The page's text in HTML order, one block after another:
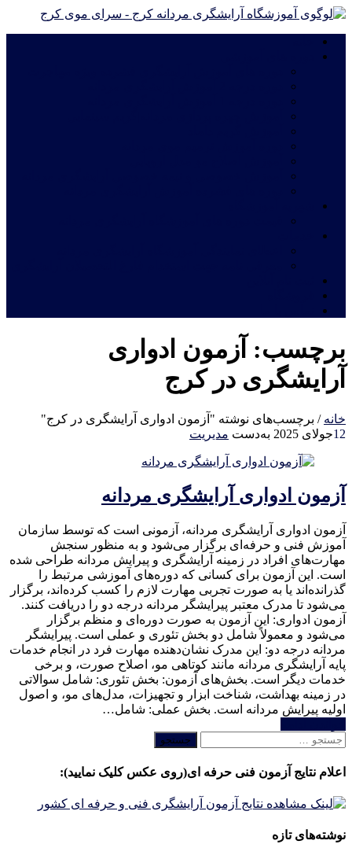
برچسب: آزمون ادواری
آرایشگری در کرج
خانه / برچسب‌های نوشته "آزمون ادواری آرایشگری در کرج"
12جولای 2025 به‌دست مدیریت
آزمون ادواری آرایشگری مردانه
آزمون ادواری آرایشگری مردانه، آزمونی است که توسط سازمان
آموزش فنی و حرفه‌ای برگزار می‌شود و به منظور سنجش
مهارت‌های افراد در زمینه آرایشگری و پیرایش مردانه طراحی شده
است. این آزمون برای کسانی که دوره‌های آموزشی مرتبط را
گذرانده‌اند یا به صورت تجربی مهارت لازم را کسب کرده‌اند، برگزار
می‌شود تا مدرک معتبر پیرایشگر مردانه درجه دو را دریافت کنند.
آزمون ادواری: این آزمون به صورت دوره‌ای و منظم برگزار
می‌شود و معمولاً شامل دو بخش تئوری و عملی است. پیرایشگر
مردانه درجه دو: این مدرک نشان‌دهنده مهارت فرد در انجام خدمات
پایه آرایشگری مردانه مانند کوتاهی مو، اصلاح صورت، و برخی
خدمات دیگر است. بخش‌های آزمون: بخش تئوری: شامل سوالاتی
در زمینه بهداشت، شناخت ابزار و تجهیزات، مدل‌های مو، و اصول
اولیه پیرایش مردانه است. بخش عملی: شامل…
جستجو
اعلام نتایج آزمون فنی حرفه ای(روی عکس کلیک نمایید):
نوشته‌های تازه